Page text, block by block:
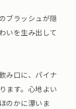
ブラッシュが隠
いを生み出して
み口に、パイナ
ます。心地よい
のかに漂いま